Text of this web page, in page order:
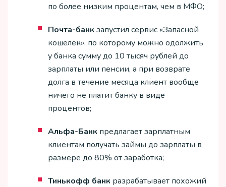
по более низким процентам, чем в МФО;
Почта-банкзапустил сервис «Запасной
кошелек», по которому можно одолжить
у банка сумму до 10 тысяч рублей до
зарплаты или пенсии, а при возврате
долга в течение месяца клиент вообще
ничего не платит банку в виде
процентов;
Альфа-Банк предлагает зарплатным
клиентам получать займы до зарплаты в
размере до 80% от заработка;
Тинькофф банк разрабатывает похожий